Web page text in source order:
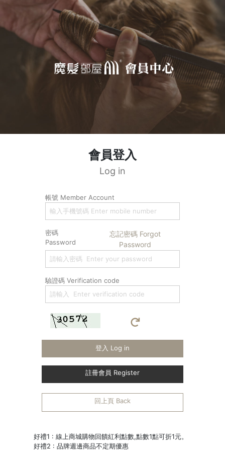
會員登入
Log in
帳號 Member Account
密碼
Password
忘記密碼 Forgot
Password
驗證碼 Verification code
登入 Log in
註冊會員 Register
回上頁 Back
好禮1 : 線上商城購物回饋紅利點數,點數1點可折1元。
好禮2 : 品牌週邊商品不定期優惠